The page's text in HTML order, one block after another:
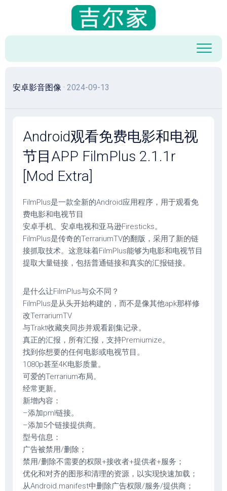
容
安卓影音图像 · 2024-09-13
Android观看免费电影和电视
节目APP FilmPlus 2.1.1r
[Mod Extra]
FilmPlus是一款全新的Android应用程序，用于观看免
费电影和电视节目
安卓手机、安卓电视和亚马逊Firesticks。
FilmPlus是传奇的TerrariumTV的翻版，采用了新的链
接抓取技术。这意味着FilmPlus能够为电影和电视节目
提取大量链接，包括普通链接和真实的汇报链接。
是什么让FilmPlus与众不同？
FilmPlus是从头开始构建的，而不是像其他apk那样修
改TerrariumTV
与Trakt收藏夹同步并观看剧集记录。
真正的汇报，所有汇报，支持Premiumize。
找到你想要的任何电影或电视节目。
1080p甚至4K电影质量。
可爱的Terrarium布局。
经常更新。
新增内容：
–添加pml链接。
–添加5个链接提供商。
型号信息：
广告被禁用/删除；
禁用/删除不需要的权限+接收者+提供者+服务；
优化和对齐的图形和清理的资源，以实现快速加载；
从Android.manifest中删除广告权限/服务/提供商；